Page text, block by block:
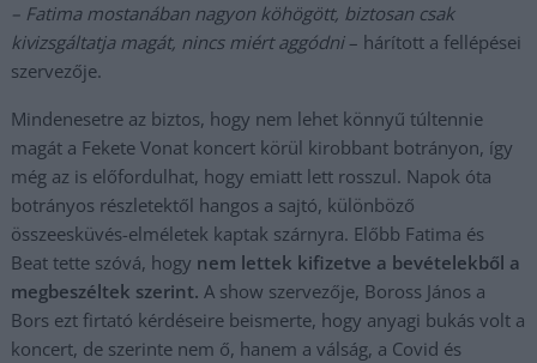
– Fatima mostanában nagyon köhögött, biztosan csak
kivizsgáltatja magát, nincs miért aggódni – hárított a fellépései
szervezője.
Mindenesetre az biztos, hogy nem lehet könnyű túltennie
magát a Fekete Vonat koncert körül kirobbant botrányon, így
még az is előfordulhat, hogy emiatt lett rosszul. Napok óta
botrányos részletektől hangos a sajtó, különböző
összeesküvés-elméletek kaptak szárnyra. Előbb Fatima és
Beat tette szóvá, hogy nem lettek kifizetve a bevételekből a
megbeszéltek szerint. A show szervezője, Boross János a
Bors ezt firtató kérdéseire beismerte, hogy anyagi bukás volt a
koncert, de szerinte nem ő, hanem a válság, a Covid és